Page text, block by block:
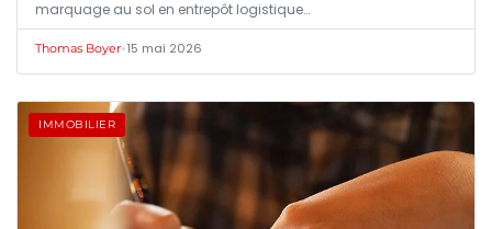
marquage au sol en entrepôt logistique…
Thomas Boyer•15 mai 2026
IMMOBILIER